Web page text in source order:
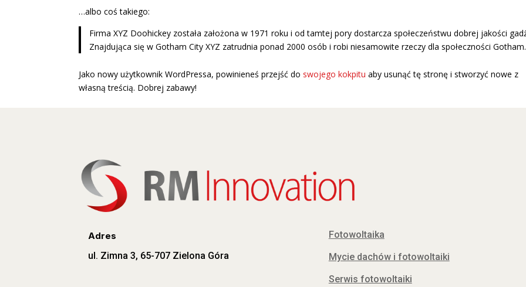
…albo coś takiego:
Firma XYZ Doohickey została założona w 1971 roku i od tamtej pory dostarcza społeczeństwu dobrej jakości
Znajdująca się w Gotham City XYZ zatrudnia ponad 2000 osób i robi niesamowite rzeczy dla społeczności Gotham.
Jako nowy użytkownik WordPressa, powinieneś przejść do swojego kokpitu aby usunąć tę stronę i stworzyć nowe z
własną treścią. Dobrej zabawy!
Adres
ul. Zimna 3, 65-707 Zielona Góra
Fotowoltaika
Mycie dachów i fotowoltaiki
Serwis fotowoltaiki